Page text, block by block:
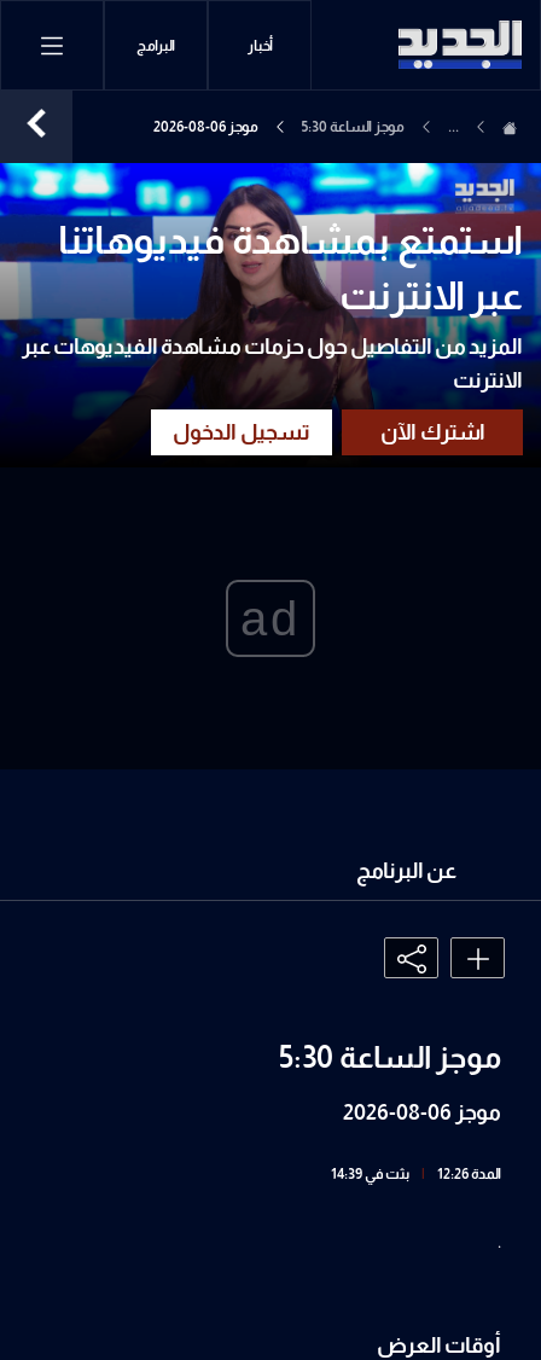
أخبار البرامج
... موجز الساعة 5:30 موجز 06-08-2026
استمتع بمشاهدة فيديوهاتنا
عبر الانترنت
المزيد من التفاصيل حول حزمات مشاهدة الفيديوهات عبر
الانترنت
ad
عن البرنامج
موجز الساعة 5:30
موجز 06-08-2026
المدة 12:26 بثت في 14:39
.
أوقات العرض